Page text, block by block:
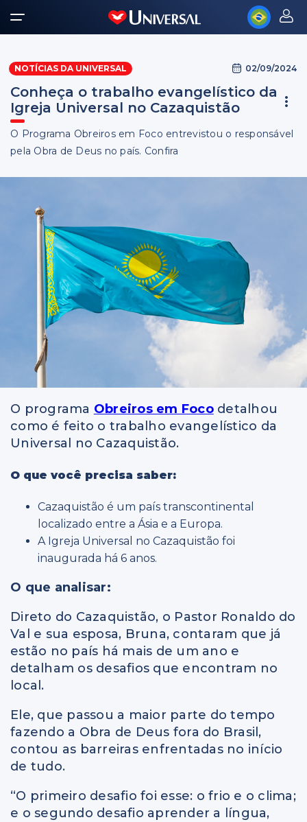
NOTÍCIAS DA UNIVERSAL 02/09/2024
Conheça o trabalho evangelístico da
Igreja Universal no Cazaquistão
O Programa Obreiros em Foco entrevistou o responsável
pela Obra de Deus no país. Confira
O programa Obreiros em Focodetalhou
como é feito o trabalho evangelístico da
Universal no Cazaquistão.
O que você precisa saber:
Cazaquistão é um país transcontinental
localizado entre a Ásia e a Europa.
A Igreja Universal no Cazaquistão foi
inaugurada há 6 anos.
O que analisar:
Direto do Cazaquistão, o Pastor Ronaldo do
Val e sua esposa, Bruna, contaram que já
estão no país há mais de um ano e
detalham os desafios que encontram no
local.
Ele, que passou a maior parte do tempo
fazendo a Obra de Deus fora do Brasil,
contou as barreiras enfrentadas no início
de tudo.
“O primeiro desafio foi esse: o frio e o clima;
e o segundo desafio aprender a língua,